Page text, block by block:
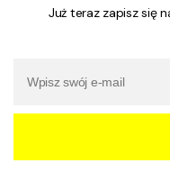
Już teraz zapisz się